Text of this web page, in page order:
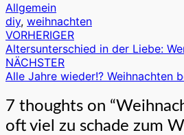
Allgemein
diy, weihnachten
Beitragsnavigation
VORHERIGER
Altersunterschied in der Liebe:
NÄCHSTER
Alle Jahre wieder!? Weihnachten
7 thoughts on “
oft viel zu schade zum